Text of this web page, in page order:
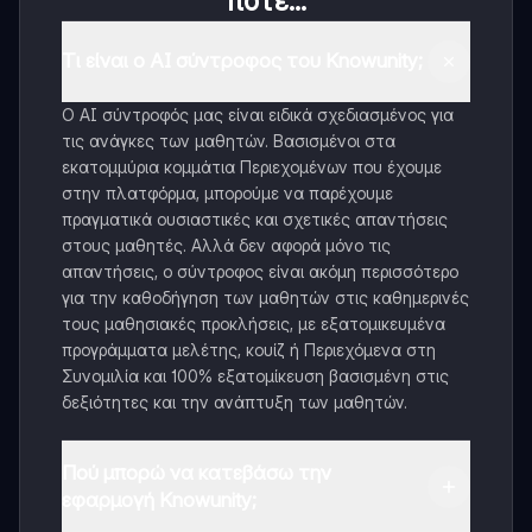
Ο AI σύντροφός μας είναι ειδικά σχεδιασμένος για
τις ανάγκες των μαθητών. Βασισμένοι στα
εκατομμύρια κομμάτια Περιεχομένων που έχουμε
στην πλατφόρμα, μπορούμε να παρέχουμε
πραγματικά ουσιαστικές και σχετικές απαντήσεις
στους μαθητές. Αλλά δεν αφορά μόνο τις
απαντήσεις, ο σύντροφος είναι ακόμη περισσότερο
για την καθοδήγηση των μαθητών στις καθημερινές
τους μαθησιακές προκλήσεις, με εξατομικευμένα
προγράμματα μελέτης, κουίζ ή Περιεχόμενα στη
Συνομιλία και 100% εξατομίκευση βασισμένη στις
δεξιότητες και την ανάπτυξη των μαθητών.